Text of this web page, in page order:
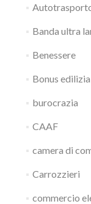
Banda ultra
Benessere
Bonus edilizia
burocrazia
CAAF
camera di
Carrozzieri
commercio